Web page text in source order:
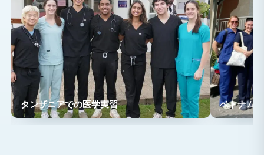
タンザニアでの医学実習 ベトナム